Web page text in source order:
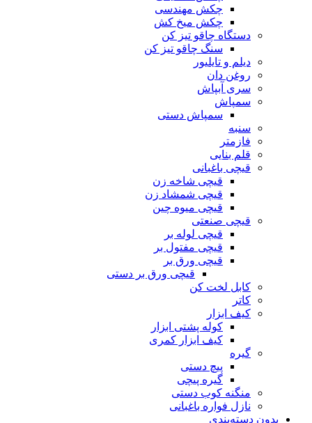
چکش مهندسی
چکش میخ کش
دستگاه چاقو تیز کن
سنگ چاقو تیز کن
دیلم و تایلیور
روغن دان
سری آبپاش
سمپاش
سمپاش دستی
سنبه
فازمتر
قلم بنایی
قیچی باغبانی
قیچی شاخه زن
قیچی شمشاد زن
قیچی میوه چین
قیچی صنعتی
قیچی لوله بر
قیچی مفتول بر
قیچی ورق بر
قیچی ورق بر دستی
کابل لخت کن
کاتر
کیف ابزار
کوله پشتی ابزار
کیف ابزار کمری
گیره
پیچ دستی
گیره پیچی
منگنه کوب دستی
نازل فواره باغبانی
بدون دسته‌بندی